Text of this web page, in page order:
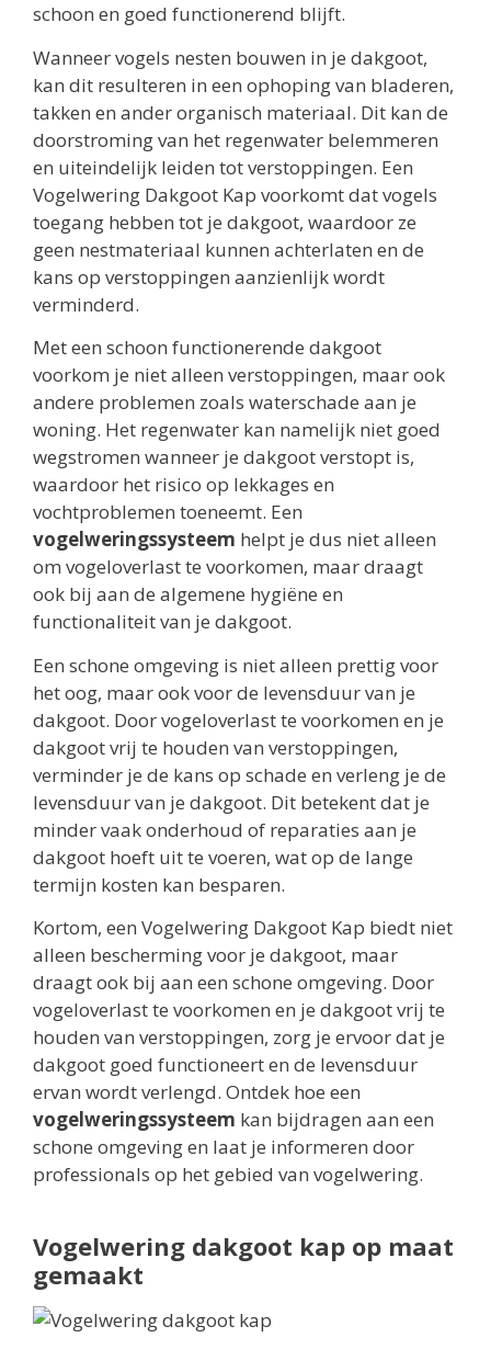
schoon en goed functionerend blijft.
Wanneer vogels nesten bouwen in je dakgoot,
kan dit resulteren in een ophoping van bladeren,
takken en ander organisch materiaal. Dit kan de
doorstroming van het regenwater belemmeren
en uiteindelijk leiden tot verstoppingen. Een
Vogelwering Dakgoot Kap voorkomt dat vogels
toegang hebben tot je dakgoot, waardoor ze
geen nestmateriaal kunnen achterlaten en de
kans op verstoppingen aanzienlijk wordt
verminderd.
Met een schoon functionerende dakgoot
voorkom je niet alleen verstoppingen, maar ook
andere problemen zoals waterschade aan je
woning. Het regenwater kan namelijk niet goed
wegstromen wanneer je dakgoot verstopt is,
waardoor het risico op lekkages en
vochtproblemen toeneemt. Een
vogelweringssysteem helpt je dus niet alleen
om vogeloverlast te voorkomen, maar draagt
ook bij aan de algemene hygiëne en
functionaliteit van je dakgoot.
Een schone omgeving is niet alleen prettig voor
het oog, maar ook voor de levensduur van je
dakgoot. Door vogeloverlast te voorkomen en je
dakgoot vrij te houden van verstoppingen,
verminder je de kans op schade en verleng je de
levensduur van je dakgoot. Dit betekent dat je
minder vaak onderhoud of reparaties aan je
dakgoot hoeft uit te voeren, wat op de lange
termijn kosten kan besparen.
Kortom, een Vogelwering Dakgoot Kap biedt niet
alleen bescherming voor je dakgoot, maar
draagt ook bij aan een schone omgeving. Door
vogeloverlast te voorkomen en je dakgoot vrij te
houden van verstoppingen, zorg je ervoor dat je
dakgoot goed functioneert en de levensduur
ervan wordt verlengd. Ontdek hoe een
vogelweringssysteem kan bijdragen aan een
schone omgeving en laat je informeren door
professionals op het gebied van vogelwering.
Vogelwering dakgoot kap op maat
gemaakt